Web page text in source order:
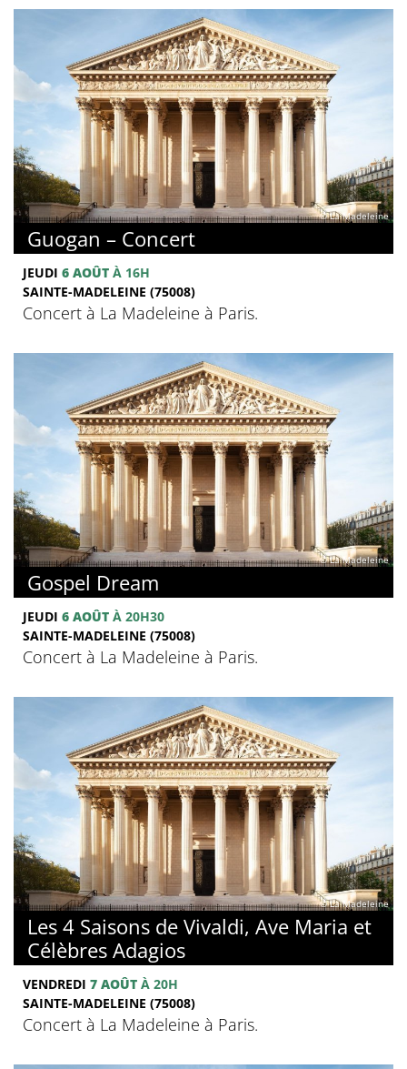
© La Madeleine
Guogan – Concert
JEUDI 6 AOÛT À 16H
SAINTE-MADELEINE (75008)
Concert à La Madeleine à Paris.
© La Madeleine
Gospel Dream
JEUDI 6 AOÛT À 20H30
SAINTE-MADELEINE (75008)
Concert à La Madeleine à Paris.
© La Madeleine
Les 4 Saisons de Vivaldi, Ave Maria et
Célèbres Adagios
VENDREDI 7 AOÛT À 20H
SAINTE-MADELEINE (75008)
Concert à La Madeleine à Paris.